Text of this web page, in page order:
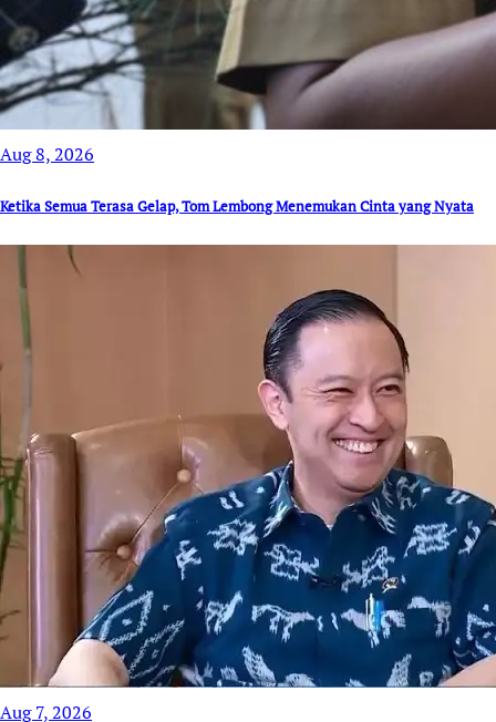
Aug 8, 2026
Ketika Semua Terasa Gelap, Tom Lembong Menemukan Cinta yang Nyata
Aug 7, 2026